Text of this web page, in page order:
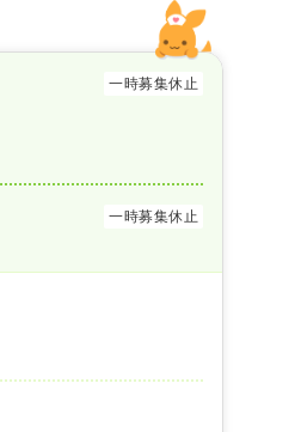
一時募集休止
一時募集休止